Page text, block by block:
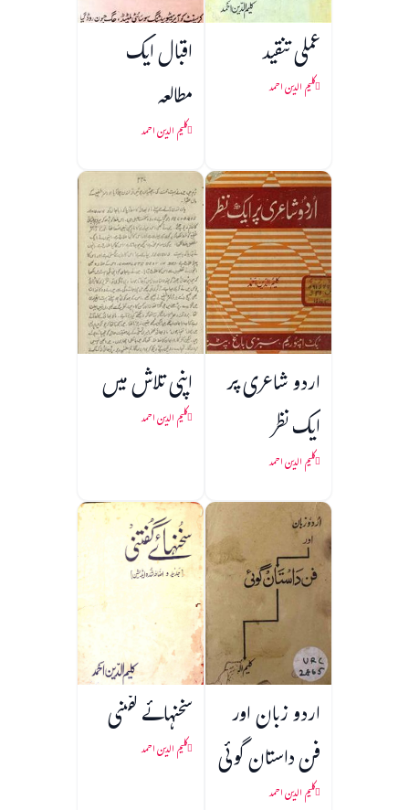
عملی تنقید
کلیم الدین احمد
اقبال ایک
مطالعہ
کلیم الدین احمد
اردو شاعری پر
ایک نظر
کلیم الدین احمد
اپنی تلاش میں
کلیم الدین احمد
اردو زبان اور
فن داستان گوئی
کلیم الدین احمد
سخنہائے گفتنی
کلیم الدین احمد